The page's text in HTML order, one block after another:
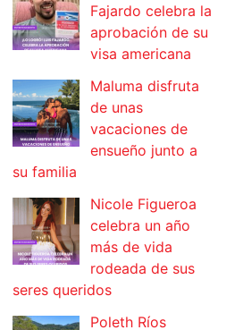
Fajardo celebra la
aprobación de su
visa americana
Maluma disfruta
de unas
vacaciones de
ensueño junto a
su familia
Nicole Figueroa
celebra un año
más de vida
rodeada de sus
seres queridos
Poleth Ríos